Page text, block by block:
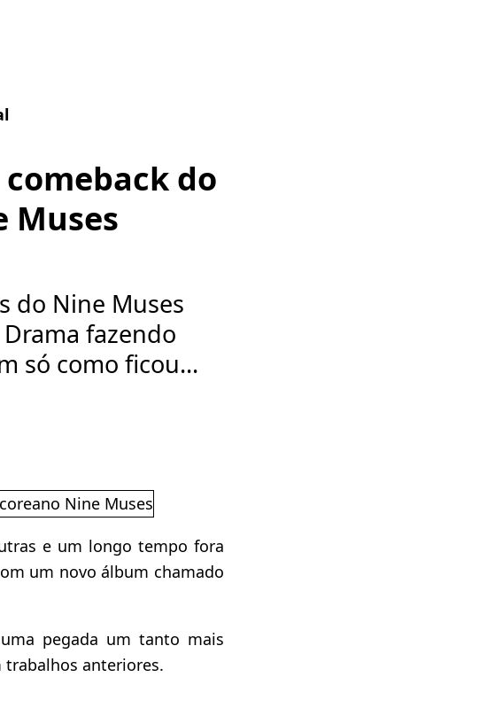
do
Muses
do Nine Muses
fazendo
só como ficou...
e um longo tempo fora
um novo álbum chamado
pegada um tanto mais
trabalhos anteriores.